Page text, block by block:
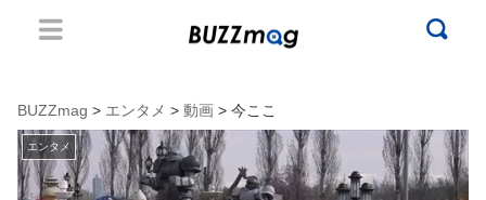
BUZZmag > エンタメ > 動画 > 今ここ
エンタメ